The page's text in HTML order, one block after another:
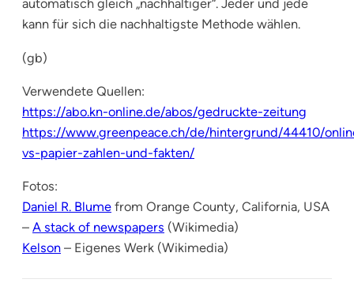
automatisch gleich „nachhaltiger“. Jeder und jede
kann für sich die nachhaltigste Methode wählen.
(gb)
Verwendete Quellen:
https://abo.kn-online.de/abos/gedruckte-zeitung
https://www.greenpeace.ch/de/hintergrund/44410/
vs-papier-zahlen-und-fakten/
Fotos:
Daniel R. Blume from Orange County, California, USA
– A stack of newspapers (Wikimedia)
Kelson – Eigenes Werk (Wikimedia)